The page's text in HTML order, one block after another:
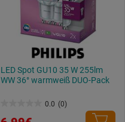
LED Spot GU10 35 W 255lm
WW 36° warmweiß DUO-Pack
0.0 (0)